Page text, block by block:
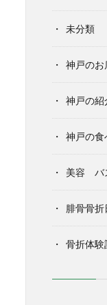
未分類
神戸のお
神戸の紹
神戸の食
美容 バ
腓骨骨折
骨折体験